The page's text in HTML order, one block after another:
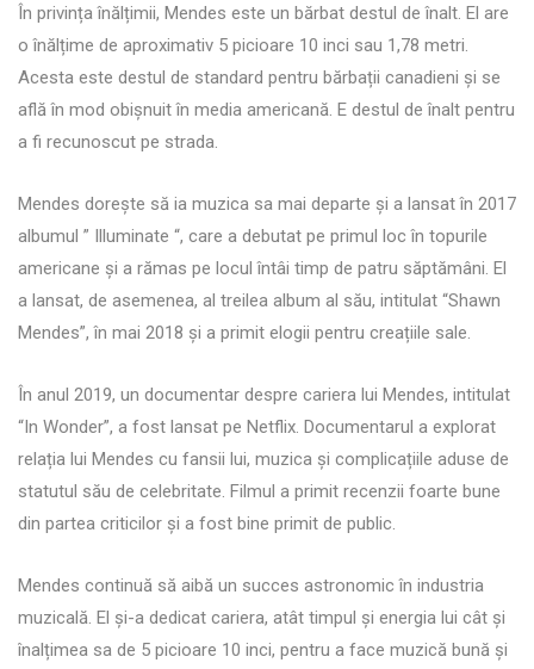
În privința înălțimii, Mendes este un bărbat destul de înalt. El are
o înălțime de aproximativ 5 picioare 10 inci sau 1,78 metri.
Acesta este destul de standard pentru bărbații canadieni și se
află în mod obișnuit în media americană. E destul de înalt pentru
a fi recunoscut pe strada.
Mendes dorește să ia muzica sa mai departe și a lansat în 2017
albumul ” Illuminate “, care a debutat pe primul loc în topurile
americane și a rămas pe locul întâi timp de patru săptămâni. El
a lansat, de asemenea, al treilea album al său, intitulat “Shawn
Mendes”, în mai 2018 și a primit elogii pentru creațiile sale.
În anul 2019, un documentar despre cariera lui Mendes, intitulat
“In Wonder”, a fost lansat pe Netflix. Documentarul a explorat
relația lui Mendes cu fansii lui, muzica și complicațiile aduse de
statutul său de celebritate. Filmul a primit recenzii foarte bune
din partea criticilor și a fost bine primit de public.
Mendes continuă să aibă un succes astronomic în industria
muzicală. El și-a dedicat cariera, atât timpul și energia lui cât și
înalțimea sa de 5 picioare 10 inci, pentru a face muzică bună și